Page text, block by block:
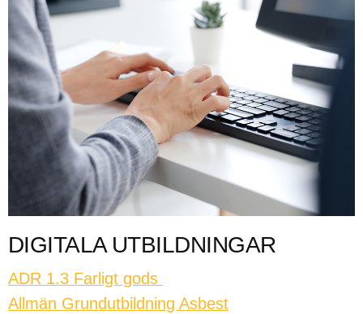
DIGITALA UTBILDNINGAR
ADR 1.3 Farligt gods
Allmän Grundutbildning Asbest